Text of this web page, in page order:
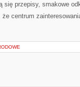
się przepisy, smakowe
centrum